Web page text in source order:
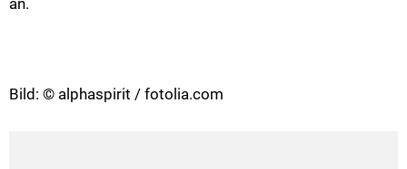
an.
Bild: © alphaspirit / fotolia.com